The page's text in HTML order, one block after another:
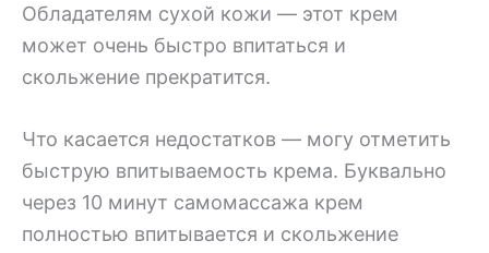
Обладателям сухой кожи — этот крем
может очень быстро впитаться и
скольжение прекратится.
Что касается недостатков — могу отметить
быструю впитываемость крема. Буквально
через 10 минут самомассажа крем
полностью впитывается и скольжение